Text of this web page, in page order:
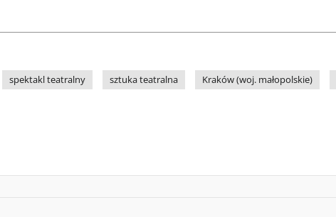
spektakl teatralny sztuka teatralna Kraków (woj. małopolskie)